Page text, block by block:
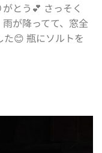
とう💕 さっそく
が降ってて、窓全
😊 瓶にソルトを